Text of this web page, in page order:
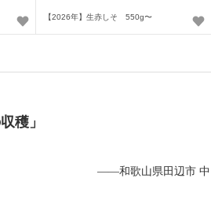
【2026年】生赤しそ 550g〜
穫」
——和歌山県田辺市 中